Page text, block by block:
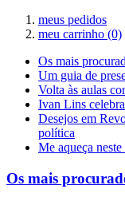
meus pedidos
meu carrinho (0)
Os mais
Um guia de
Volta às aulas
Ivan Lins
Desejos em
política
Me aqueça
Os mais